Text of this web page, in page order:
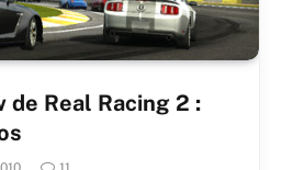
de Real Racing 2 :